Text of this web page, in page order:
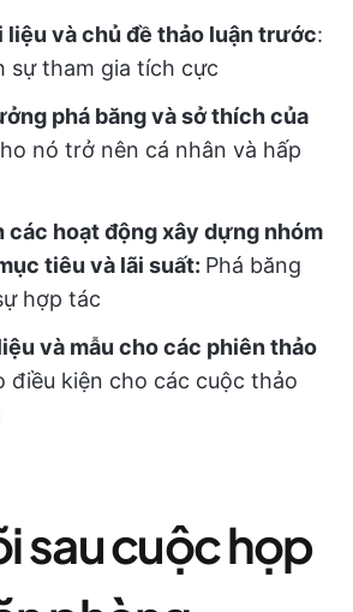
liệu và chủ đề thảo luận trước:
sự tham gia tích cực
phá băng và sở thích của
nó trở nên cá nhân và hấp
các hoạt động xây dựng nhóm
tiêu và lãi suất: Phá băng
hợp tác
và mẫu cho các phiên thảo
điều kiện cho các cuộc thảo
sau cuộc họp